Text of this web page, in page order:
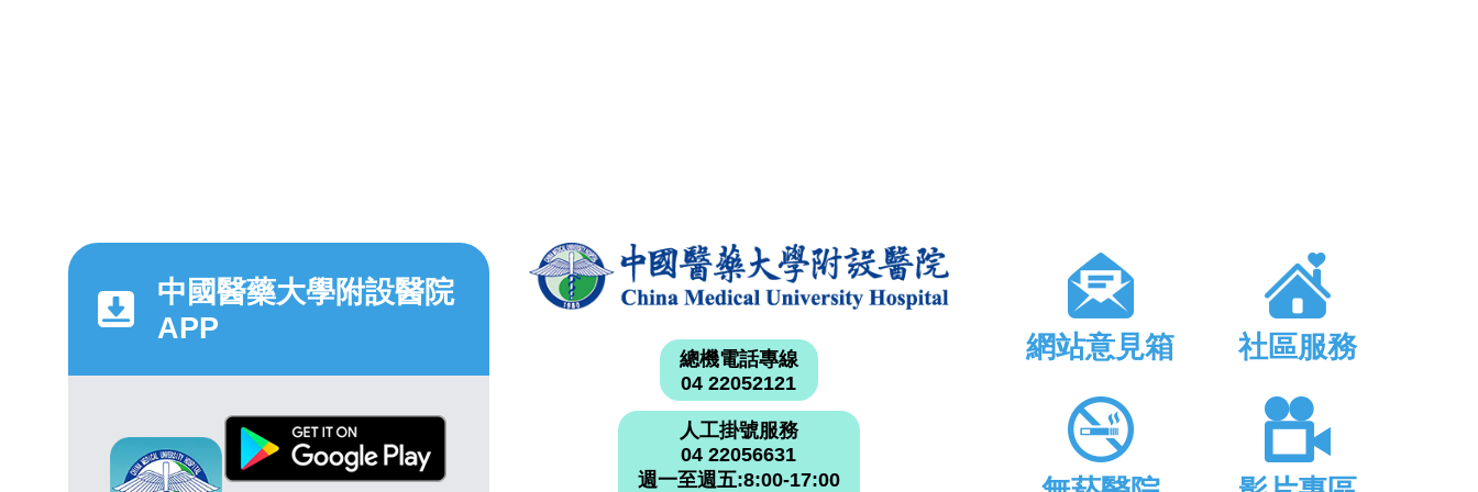
中國醫藥大學附設醫院
APP
總機電話專線
04 22052121
人工掛號服務
04 22056631
週一至週五:8:00-17:00
網站意見箱 社區服務